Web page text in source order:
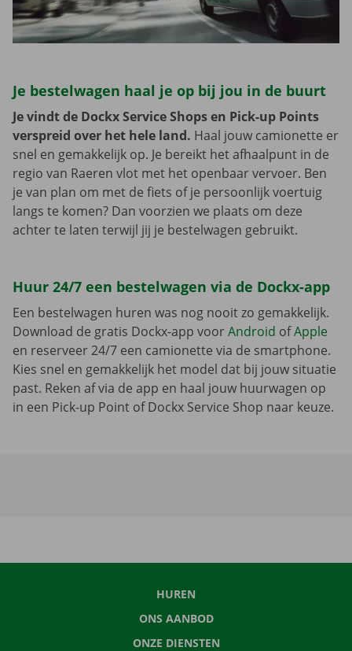
Je bestelwagen haal je op bij jou in de buurt
Je vindt de Dockx Service Shops en Pick-up Points
verspreid over het hele land. Haal jouw camionette er
snel en gemakkelijk op. Je bereikt het afhaalpunt in de
regio van Raeren vlot met het openbaar vervoer. Ben
je van plan om met de fiets of je persoonlijk voertuig
langs te komen? Dan voorzien we plaats om deze
achter te laten terwijl jij je bestelwagen gebruikt.
Huur 24/7 een bestelwagen via de Dockx-app
Een bestelwagen huren was nog nooit zo gemakkelijk.
Download de gratis Dockx-app voorAndroid ofApple
en reserveer 24/7 een camionette via de smartphone.
Kies snel en gemakkelijk het model dat bij jouw situatie
past. Reken af via de app en haal jouw huurwagen op
in een Pick-up Point of Dockx Service Shop naar keuze.
HUREN
ONS AANBOD
ONZE DIENSTEN